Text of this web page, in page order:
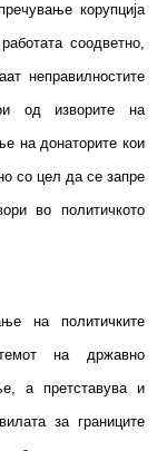
корупција
соодветно,
неправилностите
од изворите на
на донаторите кои
со цел да се запре
во политичкото
на политичките
на државно
а претставува и
за границите